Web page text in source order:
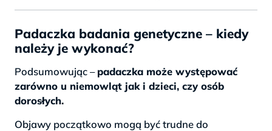
Padaczka badania genetyczne – kiedy
należy je wykonać?
Podsumowując –padaczka może występować
zarówno u niemowląt jak i dzieci, czy osób
dorosłych.
Objawy początkowo mogą być trudne do